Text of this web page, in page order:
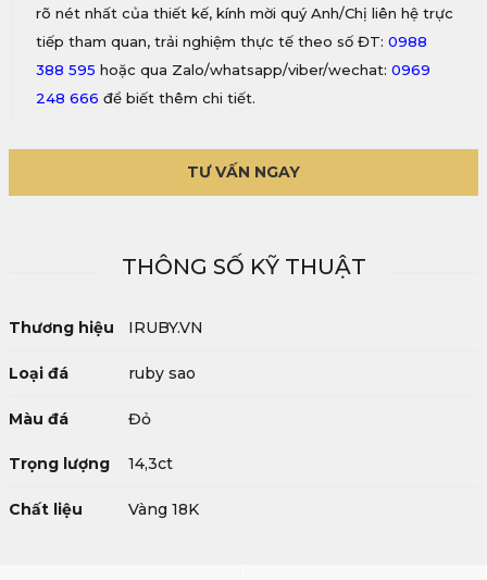
rõ nét nhất của thiết kế, kính mời quý Anh/Chị liên hệ trực
tiếp tham quan, trải nghiệm thực tế theo số ĐT: 0988
388 595 hoặc qua Zalo/whatsapp/viber/wechat: 0969
248 666 để biết thêm chi tiết.
TƯ VẤN NGAY
THÔNG SỐ KỸ THUẬT
Thương hiệu IRUBY.VN
Loại đá ruby sao
Màu đá Đỏ
Trọng lượng 14,3ct
Chất liệu Vàng 18K